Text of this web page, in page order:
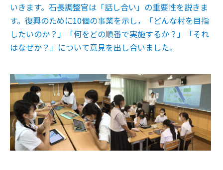
いきます。石長調整官は「話し合い」の重要性を説きま
す。復興のために10個の事業を示し，「どんな村を目指
したいのか？」「何をどの順番で実施するか？」「それ
はなぜか？」について意見を出し合いました。